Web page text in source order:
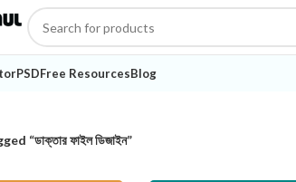
PSDFree ResourcesBlog
“ডাক্তার ফাইল ডিজাইন”